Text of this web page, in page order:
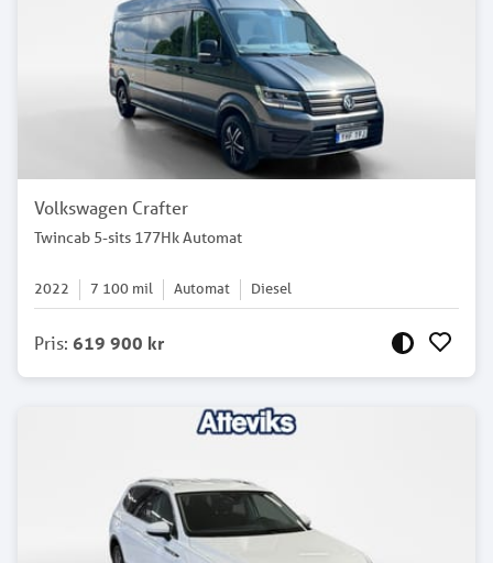
Volkswagen Crafter
Twincab 5-sits 177Hk Automat
2022 7 100 mil Automat Diesel
Pris: 619 900 kr